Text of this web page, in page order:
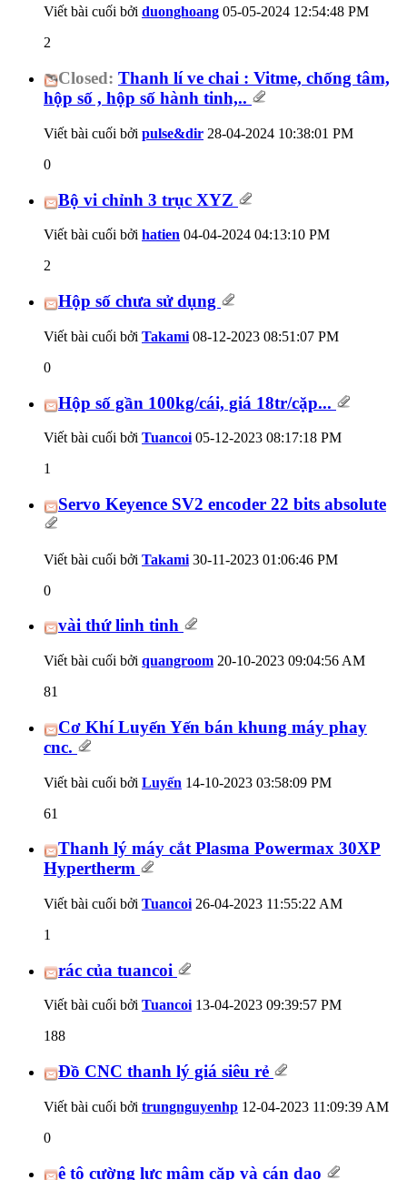
Viết bài cuối bởi duonghoang 05-05-2024 12:54:48 PM
2
Closed: Thanh lí ve chai : Vitme, chống tâm,
hộp số , hộp số hành tinh,..
Viết bài cuối bởi pulse&dir 28-04-2024 10:38:01 PM
0
Bộ vi chỉnh 3 trục XYZ
Viết bài cuối bởi hatien 04-04-2024 04:13:10 PM
2
Hộp số chưa sử dụng
Viết bài cuối bởi Takami 08-12-2023 08:51:07 PM
0
Hộp số gần 100kg/cái, giá 18tr/cặp...
Viết bài cuối bởi Tuancoi 05-12-2023 08:17:18 PM
1
Servo Keyence SV2 encoder 22 bits absolute
Viết bài cuối bởi Takami 30-11-2023 01:06:46 PM
0
vài thứ linh tinh
Viết bài cuối bởi quangroom 20-10-2023 09:04:56 AM
81
Cơ Khí Luyến Yến bán khung máy phay
cnc.
Viết bài cuối bởi Luyến 14-10-2023 03:58:09 PM
61
Thanh lý máy cắt Plasma Powermax 30XP
Hypertherm
Viết bài cuối bởi Tuancoi 26-04-2023 11:55:22 AM
1
rác của tuancoi
Viết bài cuối bởi Tuancoi13-04-2023 09:39:57 PM
188
Đồ CNC thanh lý giá siêu rẻ
Viết bài cuối bởi trungnguyenhp 12-04-2023 11:09:39 AM
0
ê tô cường lực mâm cặp và cán dao